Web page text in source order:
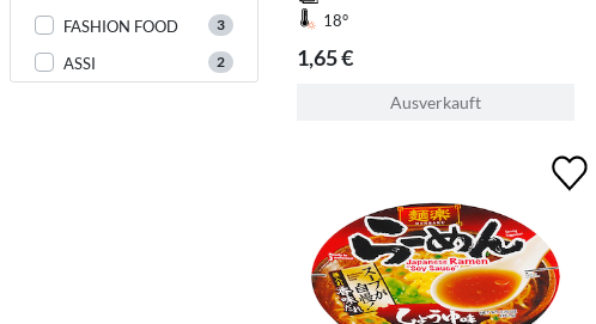
FASHION FOOD 3
ASSI 2
18°
1,65 €
Ausverkauft